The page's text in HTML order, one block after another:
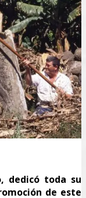
dedicó toda su
de este